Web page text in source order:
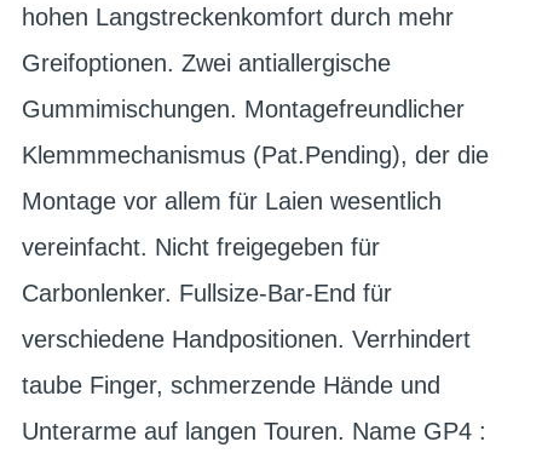
hohen Langstreckenkomfort durch mehr
Greifoptionen. Zwei antiallergische
Gummimischungen. Montagefreundlicher
Klemmmechanismus (Pat.Pending), der die
Montage vor allem für Laien wesentlich
vereinfacht. Nicht freigegeben für
Carbonlenker. Fullsize-Bar-End für
verschiedene Handpositionen. Verrhindert
taube Finger, schmerzende Hände und
Unterarme auf langen Touren. Name GP4 :